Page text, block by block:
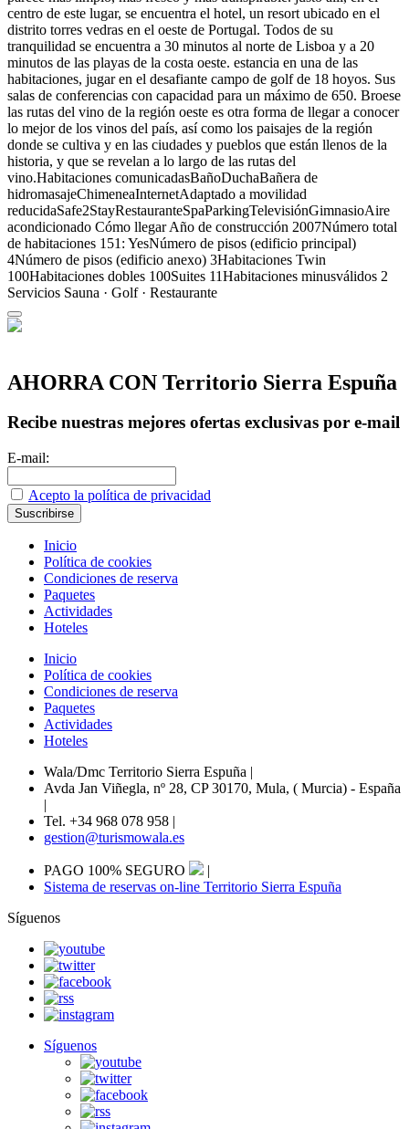
centro de este lugar, se encuentra el hotel, un resort ubicado en el
distrito torres vedras en el oeste de Portugal. Todos de su
tranquilidad se encuentra a 30 minutos al norte de Lisboa y a 20
minutos de las playas de la costa oeste. estancia en una de las
habitaciones, jugar en el desafiante campo de golf de 18 hoyos. Sus
salas de conferencias con capacidad para un máximo de 650. Broese
las rutas del vino de la región oeste es otra forma de llegar a conocer
lo mejor de los vinos del país, así como los paisajes de la región
donde se cultiva y en las ciudades y pueblos que están llenos de la
historia, y que se revelan a lo largo de las rutas del
vino.Habitaciones comunicadasBañoDuchaBañera de
hidromasajeChimeneaInternetAdaptado a movilidad
reducidaSafe2StayRestauranteSpaParkingTelevisiónGimnasioAire
acondicionado Cómo llegar Año de construcción 2007Número total
de habitaciones 151: YesNúmero de pisos (edificio principal)
4Número de pisos (edificio anexo) 3Habitaciones Twin
100Habitaciones dobles 100Suites 11Habitaciones minusválidos 2
Servicios Sauna · Golf · Restaurante
AHORRA CON Territorio Sierra Espuña
Recibe nuestras mejores ofertas exclusivas por e-mail
E-mail:
Acepto la política de privacidad
Inicio
Política de cookies
Condiciones de reserva
Paquetes
Actividades
Hoteles
Inicio
Política de cookies
Condiciones de reserva
Paquetes
Actividades
Hoteles
Wala/Dmc Territorio Sierra Espuña |
Avda Jan Viñegla, nº 28, CP 30170, Mula, ( Murcia) - España
|
Tel. +34 968 078 958 |
gestion@turismowala.es
PAGO 100% SEGURO
|
Sistema de reservas on-line Territorio Sierra Espuña
Síguenos
Síguenos